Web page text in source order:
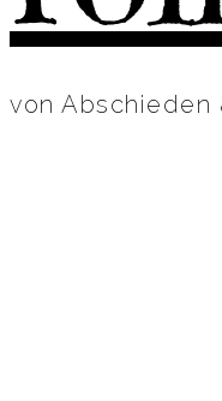
von Abschieden